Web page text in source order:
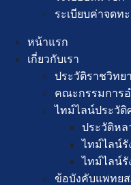
ระเบียบค่าจด
หน้าแรก
เกี่ยวกับเรา
ประวัติราชวิทย
คณะกรรมการ
ไทม์ไลน์ประวัติ
ประวัติห
ไทม์ไลน์รั
ไทม์ไลน์รั
ข้อบังคับแพทย